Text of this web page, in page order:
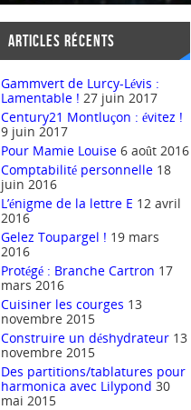
Articles récents
Gammvert de Lurcy-Lévis :
Lamentable ! 27 juin 2017
Century21 Montluçon : évitez !
9 juin 2017
Pour Mamie Louise 6 août 2016
Comptabilité personnelle 18
juin 2016
L’énigme de la lettre E 12 avril
2016
Gelez Toupargel ! 19 mars
2016
Protégé : Branche Cartron 17
mars 2016
Cuisiner les courges 13
novembre 2015
Construire un déshydrateur 13
novembre 2015
Des partitions/tablatures pour
harmonica avec Lilypond 30
mai 2015